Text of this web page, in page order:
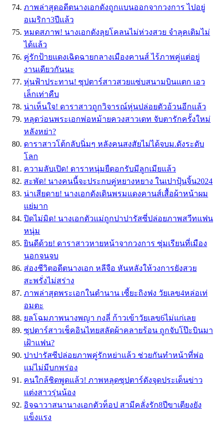
ภาพล่าสุดอดีตนางเอกดังถูกแบนออกจากวงการ ไปอยู่
อเมริกา3ปีแล้ว
หมดสภาพ! นางเอกดังลุยโคลนไม่ห่วงสวย จำลุคเดิมไม่
ได้แล้ว
คู่รักป้ายแดงเฉิดฉายกลางเมืองคานส์ ไร้ภาพคู่แต่อยู่
งานเดียวกันนะ
หุ่นฟ้าประทาน! ซุปตาร์สาวสวยแซ่บสนามบินแตก เอว
เล็กเท่าคืบ
น่าเห็นใจ! ดาราสาวถูกวิจารณ์หุ่นปล่อยตัวอ้วนอีกแล้ว
หลุดว่อนพระเอกพ่อหม้ายควงสาวเดท จับตารักครั้งใหม่
หลังหย่า?
ดาราสาวโต้กลับนิ่มๆ หลังคนสงสัยไม่ได้จบม.ดังระดับ
โลก
ความลับเปิด! ดาราหนุ่มยืดอกรับมีลูกเมียแล้ว
สะพัด! นางคนนี้จะประกบคู่หยางหยาง ในเปาปุ้นจิ้น2024
น่าเสียดาย! นางเอกดังเดินพรมแดงคานส์เสื้อผ้าหน้าผม
แย่มาก
ปิดไม่มิด! นางเอกตัวแม่ถูกปาปารัสซี่ปล่อยภาพสวีทแฟน
หนุ่ม
ยินดีด้วย! ดาราสาวหายหน้าจากวงการ ซุ่มเรียนที่เมือง
นอกจนจบ
ส่องชีวิตอดีตนางเอก หลีจือ หันหลังให้วงการยังสวย
สะพรั่งไม่สร่าง
ภาพล่าสุดพระเอกในตำนาน เซี้ยะถิงฟง วัยเลข4หล่อเท่
อมตะ
ยลโฉมภาพนางพญา กงลี่ ก้าวเข้าวัยเลข6ไม่แก่เลย
ซุปตาร์สาวเช็คอินไทยสลัดผ้าคลายร้อน ถูกจับโป๊ะบินมา
เฝ้าแฟน?
ปาปารัสซีปล่อยภาพคู่รักหย่าแล้ว ช่วยกันทำหน้าที่พ่อ
แม่ไม่มีบกพร่อง
คนใกล้ชิดพูดแล้ว! ภาพหลุดซุปตาร์ดังจุดประเด็นข่าว
แต่งสาวรุ่นน้อง
อิจฉาวาสนานางเอกตัวท็อป สามีคลั่งรัก8ปีขาเตียงยัง
แข็งแรง